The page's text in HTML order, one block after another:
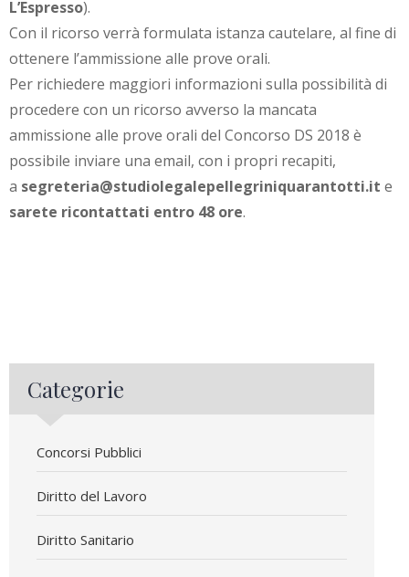
L’Espresso).
Con il ricorso verrà formulata istanza cautelare, al fine di
ottenere l’ammissione alle prove orali.
Per richiedere maggiori informazioni sulla possibilità di
procedere con un ricorso avverso la mancata
ammissione alle prove orali del Concorso DS 2018 è
possibile inviare una email, con i propri recapiti,
a segreteria@studiolegalepellegriniquarantotti.it e
sarete ricontattati entro 48 ore.
Categorie
Concorsi Pubblici
Diritto del Lavoro
Diritto Sanitario